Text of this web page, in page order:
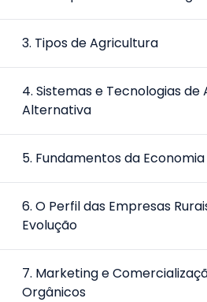
3. Tipos de Agricultura
4.Sistemas e Tecnologias de
Alternativa
5. Fundamentos da Economia
6.O Perfil das Empresas
Evolução
7. Marketing e
Orgânicos